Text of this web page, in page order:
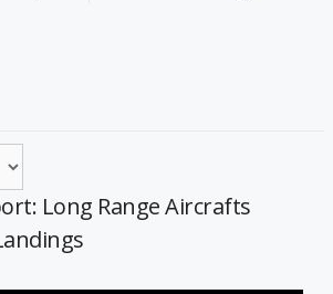
Long Range Aircrafts